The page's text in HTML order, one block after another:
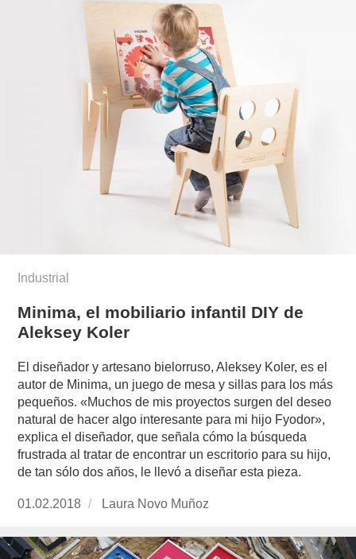
Industrial
Minima, el mobiliario infantil DIY de
Aleksey Koler
El diseñador y artesano bielorruso, Aleksey Koler, es el
autor de Minima, un juego de mesa y sillas para los más
pequeños. «Muchos de mis proyectos surgen del deseo
natural de hacer algo interesante para mi hijo Fyodor»,
explica el diseñador, que señala cómo la búsqueda
frustrada al tratar de encontrar un escritorio para su hijo,
de tan sólo dos años, le llevó a diseñar esta pieza.
Publicado
01.02.2018
https://www.experimenta.es/author/laura-
munoz/
Laura Novo Muñoz